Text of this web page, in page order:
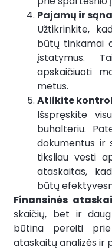
Pajamų ir
Užtikrinkite,
būtų tinkamai
įstatymus.
apskaičiuoti
metus.
Atlikite
Išspręskite
buhalteriu.
dokumentus ir
tiksliau vesti
ataskaitas,
būtų
Finansinės
skaičių, bet ir
būtina pereiti
ataskaitų analizės ir